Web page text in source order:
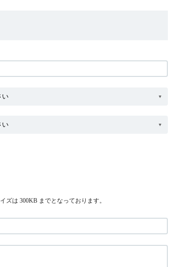
ズは 300KB までとなっております。